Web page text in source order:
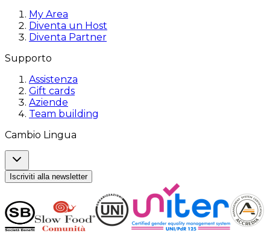
My Area
Diventa un Host
Diventa Partner
Supporto
Assistenza
Gift cards
Aziende
Team building
Cambio Lingua
Iscriviti alla newsletter